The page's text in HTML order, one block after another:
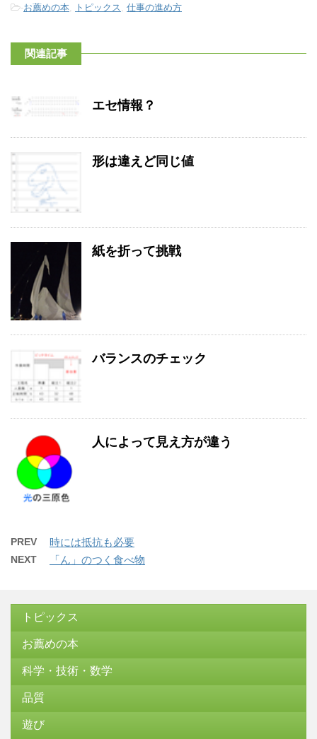
-お薦めの本 トピックス 仕事の進め方
関連記事
エセ情報？
形は違えど同じ値
紙を折って挑戦
バランスのチェック
人によって見え方が違う
PREV 時には抵抗も必要
NEXT 「ん」のつく食べ物
トピックス
お薦めの本
科学・技術・数学
品質
遊び